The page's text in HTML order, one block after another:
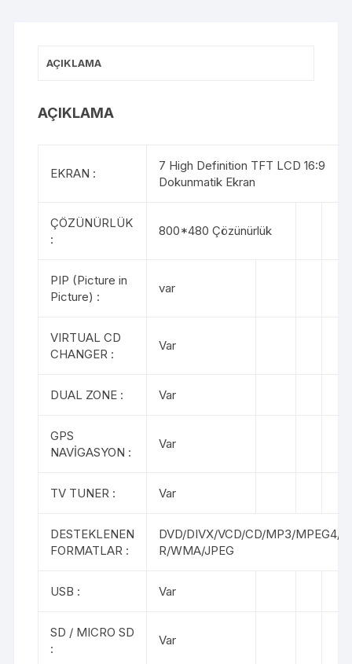
AÇIKLAMA
AÇIKLAMA
EKRAN :
7 High Definition TFT LCD 16:9
Dokunmatik Ekran
ÇÖZÜNÜRLÜK
:
800*480 Çözünürlük
PIP (Picture in
Picture) :
var
VIRTUAL CD
CHANGER :
Var
DUAL ZONE : Var
GPS
NAVİGASYON :
Var
TV TUNER : Var
DESTEKLENEN
FORMATLAR :
DVD/DIVX/VCD/CD/MP3/MPEG4/
R/WMA/JPEG
USB : Var
SD / MICRO SD
:
Var